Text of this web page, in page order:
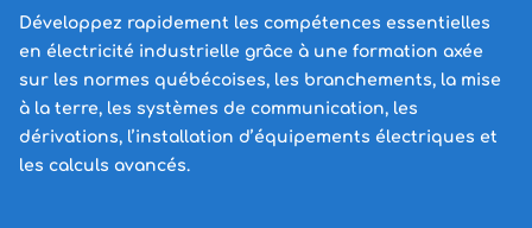
Développez rapidement les compétences essentielles
en électricité industrielle grâce à une formation axée
sur les normes québécoises, les branchements, la mise
à la terre, les systèmes de communication, les
dérivations, l’installation d’équipements électriques et
les calculs avancés.